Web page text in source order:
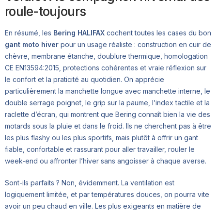
roule-toujours
En résumé, les Bering HALIFAX cochent toutes les cases du bon
gant moto hiver pour un usage réaliste : construction en cuir de
chèvre, membrane étanche, doublure thermique, homologation
CE EN13594:2015, protections cohérentes et vraie réflexion sur
le confort et la praticité au quotidien. On apprécie
particulièrement la manchette longue avec manchette interne, le
double serrage poignet, le grip sur la paume, l’index tactile et la
raclette d’écran, qui montrent que Bering connaît bien la vie des
motards sous la pluie et dans le froid. Ils ne cherchent pas à être
les plus flashy ou les plus sportifs, mais plutôt à offrir un gant
fiable, confortable et rassurant pour aller travailler, rouler le
week-end ou affronter l’hiver sans angoisser à chaque averse.
Sont-ils parfaits ? Non, évidemment. La ventilation est
logiquement limitée, et par températures douces, on pourra vite
avoir un peu chaud en ville. Les plus exigeants en matière de